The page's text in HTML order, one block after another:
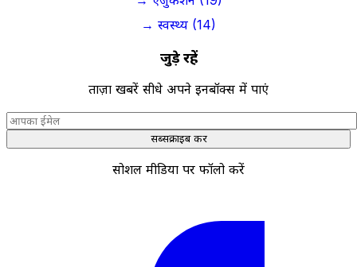
→ स्वस्थ्य (14)
जुड़े रहें
ताज़ा खबरें सीधे अपने इनबॉक्स में पाएं
सब्सक्राइब करें
सोशल मीडिया पर फॉलो करें